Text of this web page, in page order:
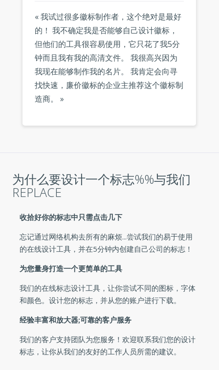
« 我试过很多徽标制作者，这个绝对是最好
的！ 我不确定我是否能够自己设计徽标，
但他们的工具很容易使用，它只花了我5分
钟而且我有我的高清文件。 我很高兴因为
我现在能够制作我的名片。 我肯定会向寻
找快速，廉价徽标的企业主推荐这个徽标制
造商。 »
为什么要设计一个标志%%与我们
REPLACE
收拾好你的标志中只需点击几下
忘记通过网络机构去所有的麻烦...尝试我们的易于使用
的在线设计工具，并在5分钟内创建自己公司的标志！
为您量身打造一个更简单的工具
我们的在线标志设计工具，让你尝试不同的图标，字体
和颜色。设计您的标志，并从您的账户进行下载。
经验丰富和放大器;可靠的客户服务
我们的客户支持团队为您服务！欢迎联系我们您的设计
标志，让你从我们的友好的工作人员所需的建议。